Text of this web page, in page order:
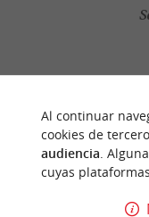
PARA
Al continuar
cookies de
audiencia .
cuyas